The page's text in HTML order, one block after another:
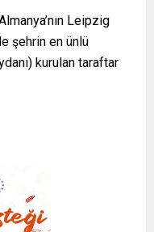
Leipzig
şehrin en ünlü
kurulan taraftar